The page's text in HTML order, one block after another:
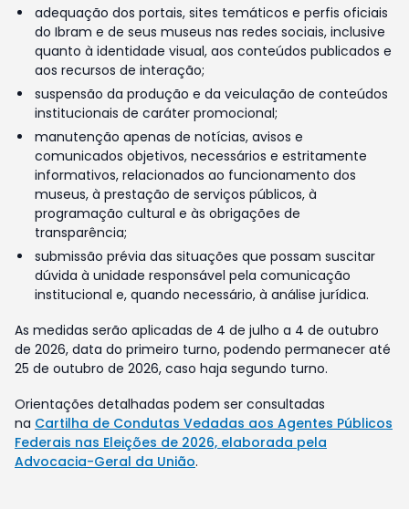
adequação dos portais, sites temáticos e perfis oficiais
do Ibram e de seus museus nas redes sociais, inclusive
quanto à identidade visual, aos conteúdos publicados e
aos recursos de interação;
suspensão da produção e da veiculação de conteúdos
institucionais de caráter promocional;
manutenção apenas de notícias, avisos e
comunicados objetivos, necessários e estritamente
informativos, relacionados ao funcionamento dos
museus, à prestação de serviços públicos, à
programação cultural e às obrigações de
transparência;
submissão prévia das situações que possam suscitar
dúvida à unidade responsável pela comunicação
institucional e, quando necessário, à análise jurídica.
As medidas serão aplicadas de 4 de julho a 4 de outubro
de 2026, data do primeiro turno, podendo permanecer até
25 de outubro de 2026, caso haja segundo turno.
Orientações detalhadas podem ser consultadas
na Cartilha de Condutas Vedadas aos Agentes Públicos
Federais nas Eleições de 2026, elaborada pela
Advocacia-Geral da União.